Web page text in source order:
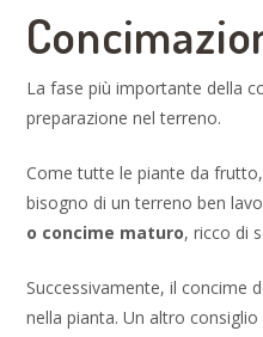
La fase più importante della
preparazione nel terreno.
Come tutte le piante da
bisogno di un terreno ben
o concime maturo, ricco di
Successivamente, il concime
nella pianta. Un altro